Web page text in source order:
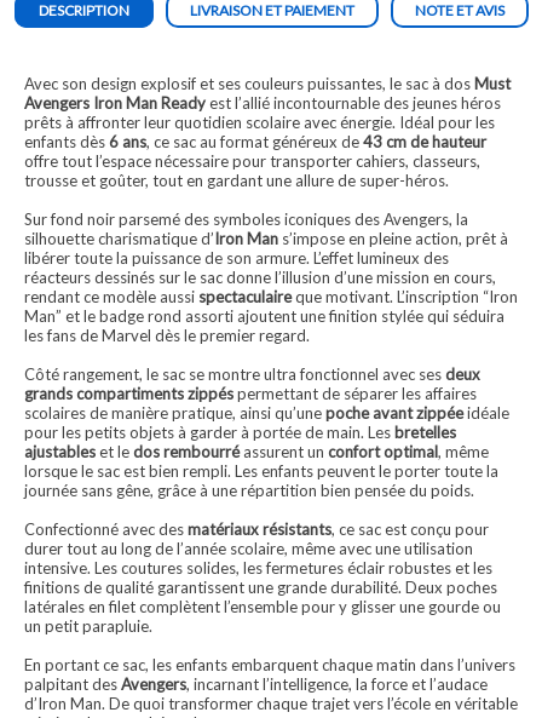
DESCRIPTION LIVRAISON ET PAIEMENT NOTE ET AVIS
Avec son design explosif et ses couleurs puissantes, le sac à dos Must
Avengers Iron Man Readyest l’allié incontournable des jeunes héros
prêts à affronter leur quotidien scolaire avec énergie. Idéal pour les
enfants dès6 ans, ce sac au format généreux de43 cm de hauteur
offre tout l’espace nécessaire pour transporter cahiers, classeurs,
trousse et goûter, tout en gardant une allure de super-héros.
Sur fond noir parsemé des symboles iconiques des Avengers, la
silhouette charismatique d’Iron Man s’impose en pleine action, prêt à
libérer toute la puissance de son armure. L’effet lumineux des
réacteurs dessinés sur le sac donne l’illusion d’une mission en cours,
rendant ce modèle aussi spectaculaireque motivant. L’inscription “Iron
Man” et le badge rond assorti ajoutent une finition stylée qui séduira
les fans de Marvel dès le premier regard.
Côté rangement, le sac se montre ultra fonctionnel avec sesdeux
grands compartiments zippéspermettant de séparer les affaires
scolaires de manière pratique, ainsi qu’unepoche avant zippéeidéale
pour les petits objets à garder à portée de main. Les bretelles
ajustableset ledos rembourréassurent un confort optimal, même
lorsque le sac est bien rempli. Les enfants peuvent le porter toute la
journée sans gêne, grâce à une répartition bien pensée du poids.
Confectionné avec desmatériaux résistants, ce sac est conçu pour
durer tout au long de l’année scolaire, même avec une utilisation
intensive. Les coutures solides, les fermetures éclair robustes et les
finitions de qualité garantissent une grande durabilité. Deux poches
latérales en filet complètent l’ensemble pour y glisser une gourde ou
un petit parapluie.
En portant ce sac, les enfants embarquent chaque matin dans l’univers
palpitant desAvengers, incarnant l’intelligence, la force et l’audace
d’Iron Man. De quoi transformer chaque trajet vers l’école en véritable